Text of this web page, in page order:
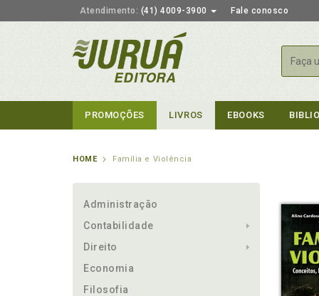
Atendimento: (41) 4009-3900 Fale conosco
PROMOÇÕES LIVROS EBOOKS
HOME Família e Violência
Administração
Contabilidade
Direito
Economia
Filosofia